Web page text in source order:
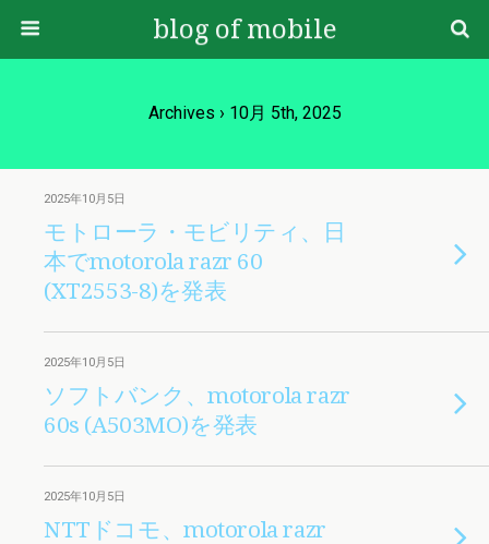
blog of mobile
Archives › 10月 5th, 2025
2025年10月5日
モトローラ・モビリティ、日
本でmotorola razr 60
(XT2553-8)を発表
2025年10月5日
ソフトバンク、motorola razr
60s (A503MO)を発表
2025年10月5日
NTTドコモ、motorola razr